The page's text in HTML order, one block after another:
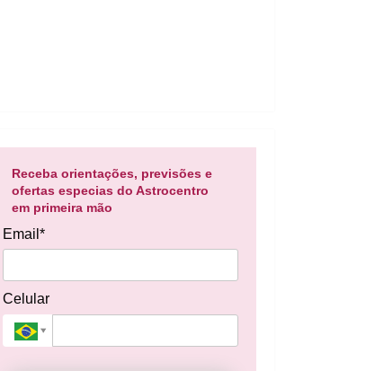
Receba orientações, previsões e
ofertas especias do Astrocentro
em primeira mão
Email*
Celular